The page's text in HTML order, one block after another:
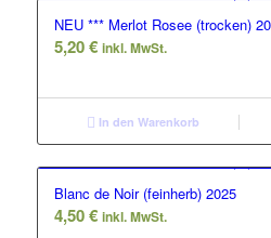
NEU *** Merlot Rosee (trocken)
5,20€ inkl. MwSt.
In den Warenkorb
Blanc de Noir (feinherb) 2025
4,50€ inkl. MwSt.